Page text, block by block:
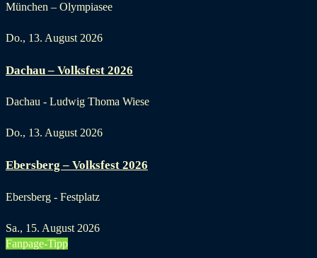
München – Olympiasee
Do., 13. August 2026
Dachau – Volksfest 2026
Dachau - Ludwig Thoma Wiese
Do., 13. August 2026
Ebersberg – Volksfest 2026
Ebersberg - Festplatz
Sa., 15. August 2026
Fanpage-Tipp